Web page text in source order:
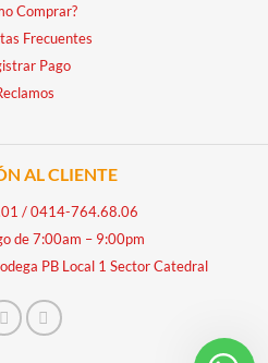
Comprar?
Frecuentes
Pago
AL CLIENTE
/0414-764.68.06
de 7:00am – 9:00pm
PB Local 1 Sector Catedral